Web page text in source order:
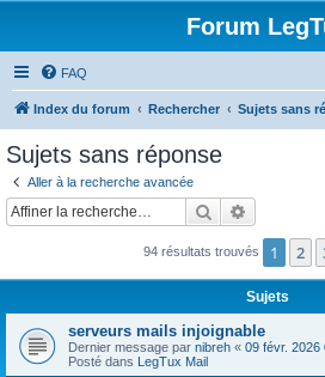
Forum
FAQ
Index du forum Rechercher Sujets sans
Sujets sans réponse
Aller à la recherche avancée
Rechercher
94 résultats trouvés 1 2
Sujets
serveurs mails injoignable
Dernier message par nibreh « 09 févr. 2026
Posté dans LegTux Mail